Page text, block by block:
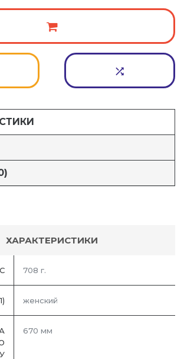
ХАРАКТЕРИСТИКИ
708 г.
женский
670 мм